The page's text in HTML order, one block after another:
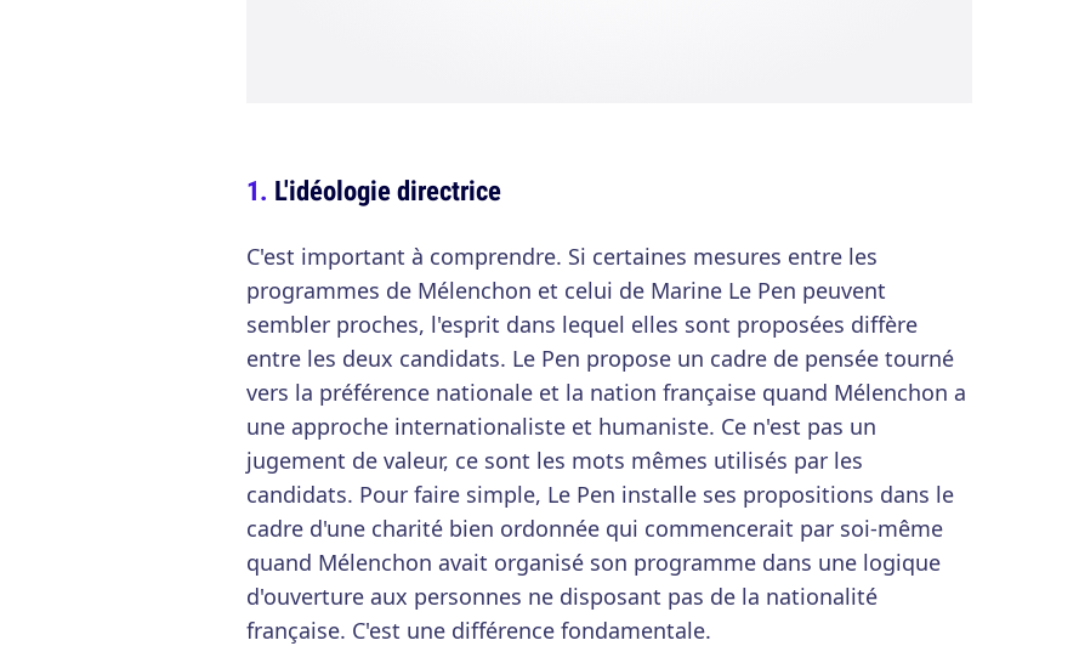
L'idéologie directrice
C'est important à comprendre. Si certaines mesures entre les
programmes de Mélenchon et celui de Marine Le Pen peuvent
sembler proches, l'esprit dans lequel elles sont proposées diffère
entre les deux candidats. Le Pen propose un cadre de pensée tourné
vers la préférence nationale et la nation française quand Mélenchon a
une approche internationaliste et humaniste. Ce n'est pas un
jugement de valeur, ce sont les mots mêmes utilisés par les
candidats. Pour faire simple, Le Pen installe ses propositions dans le
cadre d'une charité bien ordonnée qui commencerait par soi-même
quand Mélenchon avait organisé son programme dans une logique
d'ouverture aux personnes ne disposant pas de la nationalité
française. C'est une différence fondamentale.